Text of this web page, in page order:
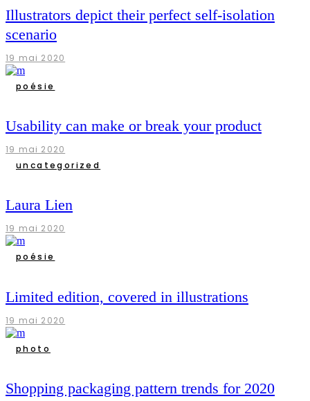
Illustrators depict their perfect self-isolation
scenario
19 mai 2020
poésie
Usability can make or break your product
19 mai 2020
uncategorized
Laura Lien
19 mai 2020
poésie
Limited edition, covered in illustrations
19 mai 2020
photo
Shopping packaging pattern trends for 2020